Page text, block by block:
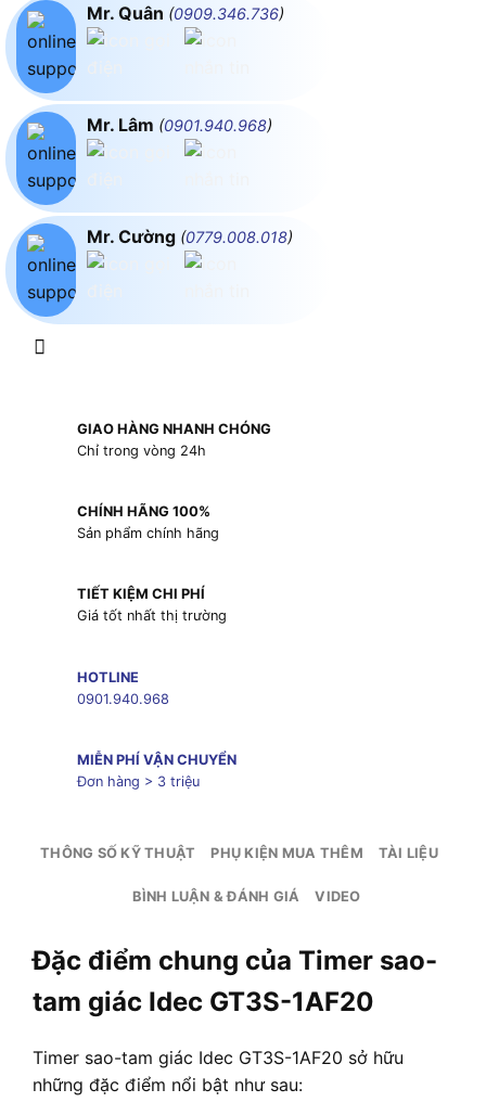
Mr. Quân (0909.346.736)
Mr. Lâm (0901.940.968)
Mr. Cường (0779.008.018)
GIAO HÀNG NHANH CHÓNG
Chỉ trong vòng 24h
CHÍNH HÃNG 100%
Sản phẩm chính hãng
TIẾT KIỆM CHI PHÍ
Giá tốt nhất thị trường
HOTLINE
0901.940.968
MIỄN PHÍ VẬN CHUYỂN
Đơn hàng > 3 triệu
THÔNG SỐ KỸ THUẬT PHỤ KIỆN MUA THÊM TÀI LIỆU
BÌNH LUẬN & ĐÁNH GIÁ VIDEO
Đặc điểm chung của Timer sao-
tam giác Idec GT3S-1AF20
Timer sao-tam giác Idec GT3S-1AF20 sở hữu
những đặc điểm nổi bật như sau: